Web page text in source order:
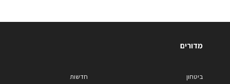
מדורים
ביטחון
חדשות